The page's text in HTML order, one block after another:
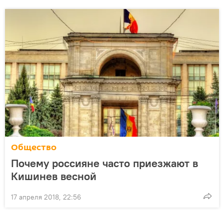
Общество
Почему россияне часто приезжают в
Кишинев весной
17 апреля 2018, 22:56